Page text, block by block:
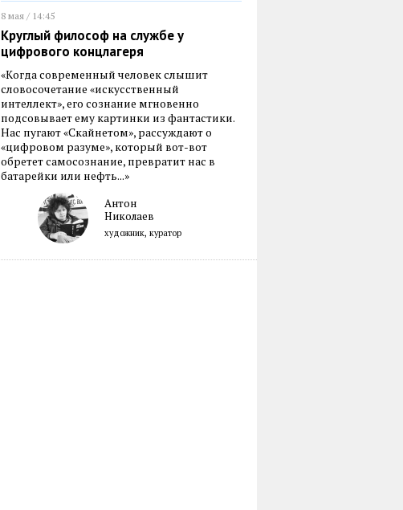
8 мая / 14:45
Круглый философ на службе у
цифрового концлагеря
«Когда современный человек слышит
словосочетание «искусственный
интеллект», его сознание мгновенно
подсовывает ему картинки из фантастики.
Нас пугают «Скайнетом», рассуждают о
«цифровом разуме», который вот-вот
обретет самосознание, превратит нас в
батарейки или нефть...»
Антон
Николаев
художник, куратор